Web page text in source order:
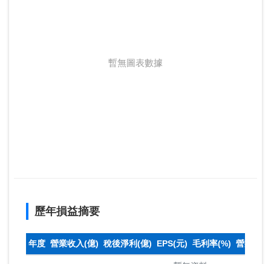
暫無圖表數據
歷年損益摘要
年度 營業收入(億) 稅後淨利(億) EPS(元) 毛利率(%) 營業利